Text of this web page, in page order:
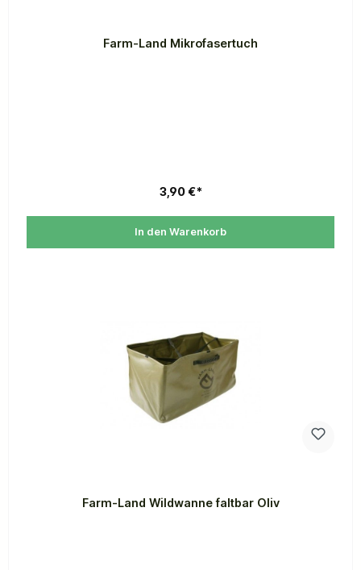
Farm-Land Mikrofasertuch
3,90 €*
In den Warenkorb
Farm-Land Wildwanne faltbar Oliv